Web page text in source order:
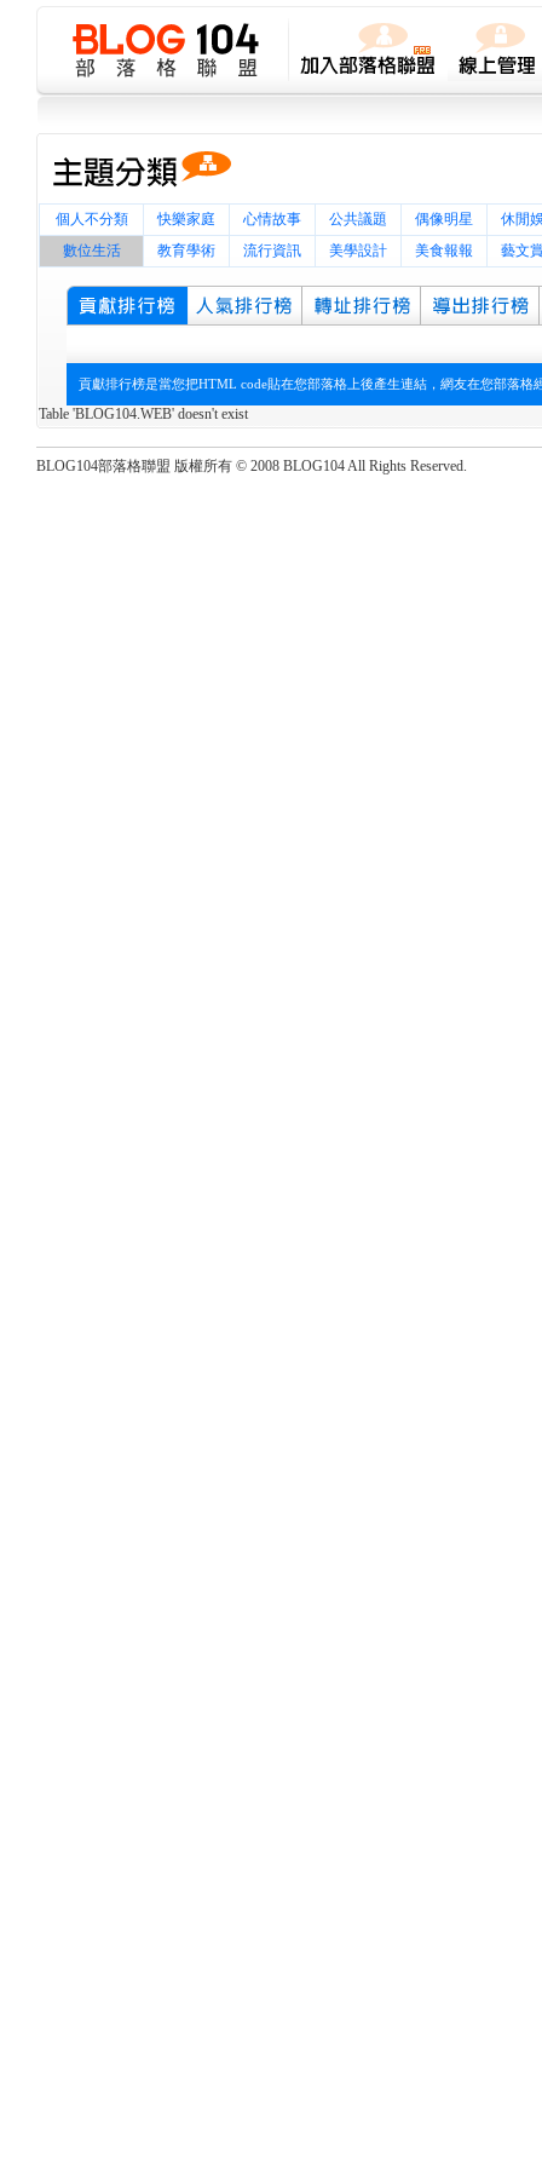
個人不分類 快樂家庭 心情故事 公共議題 偶像明星
休閒
數位生活
教育學術 流行資訊 美學設計 美食報報 藝文
貢獻排行榜是當您把HTML code貼在您部落格上後產生連結，網友在您部落
Table 'BLOG104.WEB' doesn't exist
BLOG104部落格聯盟 版權所有 © 2008 BLOG104 All Rights Reserved.